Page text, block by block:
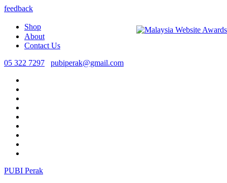
feedback
Shop
About
Contact Us
05 322 7297
pubiperak@gmail.com
PUBI Perak